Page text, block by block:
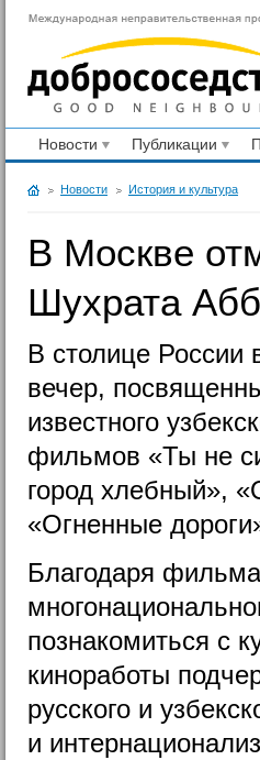
Новости Публикации
Новости История и культура
В Москве
Шухрата
В столице России
вечер,
известного
фильмов «Ты не
город хлебный»,
«Огненные
Благодаря
познакомиться с
киноработы
русского и
и